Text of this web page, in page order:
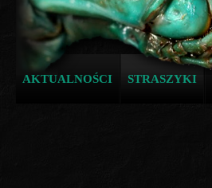
AKTUALNOŚCI STRASZYKI